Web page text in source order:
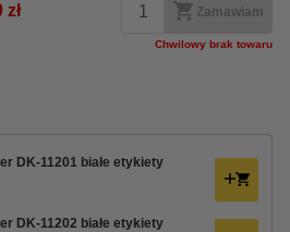
zł Zamawiam
Chwilowy brak towaru
DK-11201 białe etykiety
DK-11202 białe etykiety